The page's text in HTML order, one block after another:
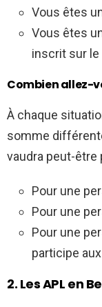
Vous êtes
Vous êtes
inscrit sur le
Combien allez-
À chaque
somme
vaudra peut-être
Pour une
Pour une
Pour une
participe
2. Les APL en